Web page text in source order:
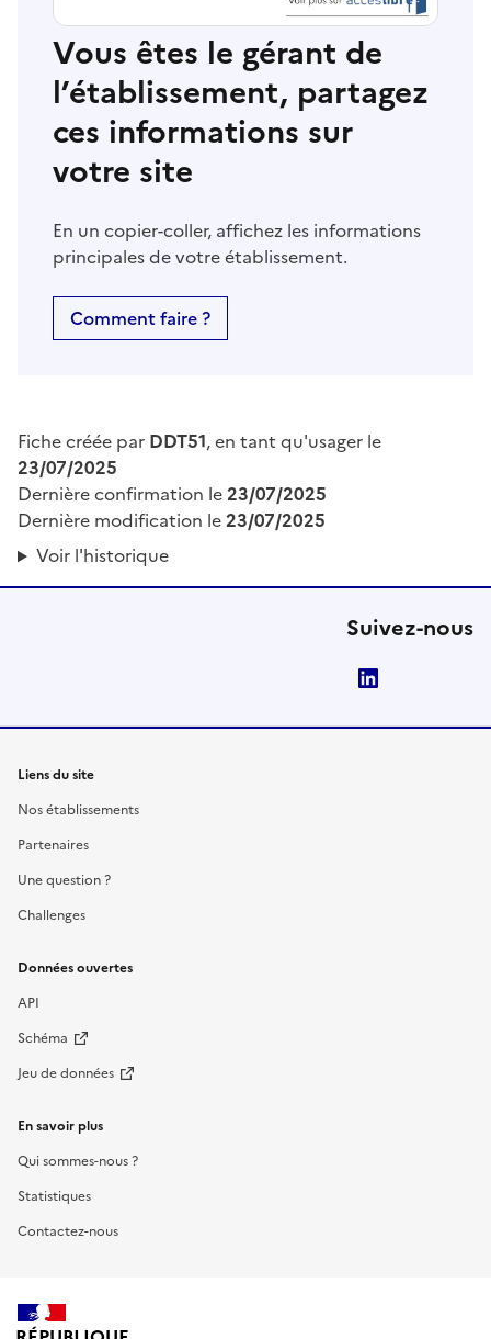
Vous êtes le gérant de
l’établissement, partagez
ces informations sur
votre site
En un copier-coller, affichez les informations
principales de votre établissement.
Comment faire ?
Fiche créée par DDT51, en tant qu'usager le
23/07/2025
Dernière confirmation le23/07/2025
Dernière modification le23/07/2025
Voir l'historique
Suivez-nous
Liens du site
Nos établissements
Partenaires
Une question ?
Challenges
Données ouvertes
API
Schéma
Jeu de données
En savoir plus
Qui sommes-nous ?
Statistiques
Contactez-nous